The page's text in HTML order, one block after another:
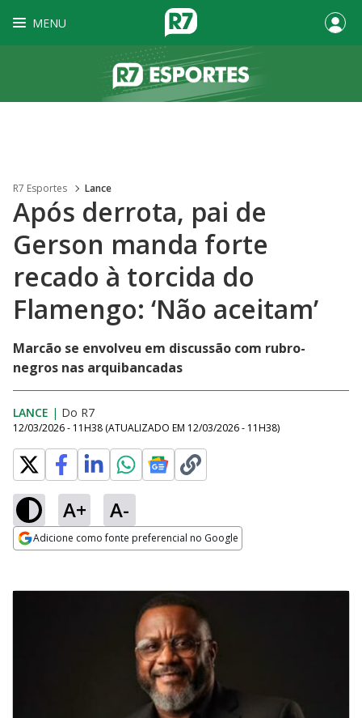
MENU
R7 Esportes Lance
Após derrota, pai de
Gerson manda forte
recado à torcida do
Flamengo: ‘Não aceitam’
Marcão se envolveu em discussão com rubro-
negros nas arquibancadas
LANCE | Do R7
12/03/2026 - 11H38 (ATUALIZADO EM 12/03/2026 - 11H38)
A+ A-
Adicione como fonte preferencial no Google